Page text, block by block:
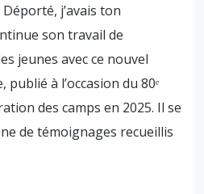
j’avais ton
son travail de
jeunes avec ce nouvel
à l’occasion du 80ᵉ
des camps en 2025. Il se
de témoignages recueillis